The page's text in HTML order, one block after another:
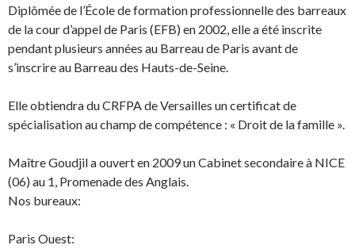
Diplômée de l’École de formation professionnelle des barreaux
de la cour d’appel de Paris (EFB) en 2002, elle a été inscrite
pendant plusieurs années au Barreau de Paris avant de
s’inscrire au Barreau des Hauts-de-Seine.
Elle obtiendra du CRFPA de Versailles un certificat de
spécialisation au champ de compétence : « Droit de la famille ».
Maître Goudjil a ouvert en 2009 un Cabinet secondaire à NICE
(06) au 1, Promenade des Anglais.
Nos bureaux:
Paris Ouest: